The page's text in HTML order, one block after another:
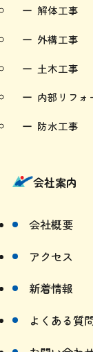
解体工事
外構工事
土木工事
内部リフォ
防水工事
会社案内
会社概要
アクセス
新着情報
よくある質